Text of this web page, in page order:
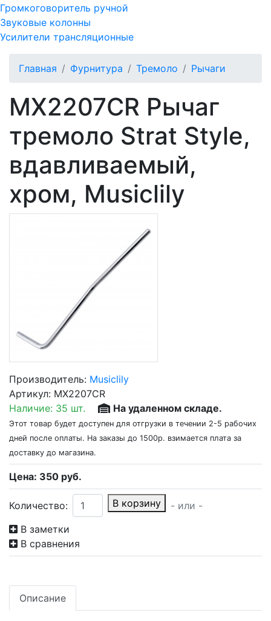
Громкоговоритель ручной
Звуковые колонны
Усилители трансляционные
Главная Фурнитура Тремоло Рычаги
MX2207CR Рычаг
тремоло Strat Style,
вдавливаемый,
хром, Musiclily
Производитель: Musiclily
Артикул: MX2207CR
Наличие: 35 шт. На удаленном складе.
Этот товар будет доступен для отгрузки в течении 2-5 рабочих
дней после оплаты. На заказы до 1500р. взимается плата за
доставку до магазина.
Цена: 350 руб.
Количество: В корзину
- или -
В заметки
В сравнения
Описание